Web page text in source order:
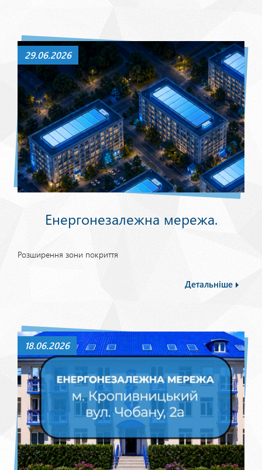
29.06.2026
Енергонезалежна мережа.
Розширення зони покриття
Детальніше
18.06.2026